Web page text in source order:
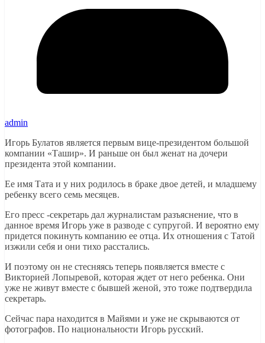
admin
Игорь Булатов является первым вице-президентом большой
компании «Ташир». И раньше он был женат на дочери
президента этой компании.
Ее имя Тата и у них родилось в браке двое детей, и младшему
ребенку всего семь месяцев.
Его пресс -секретарь дал журналистам разъяснение, что в
данное время Игорь уже в разводе с супругой. И вероятно ему
придется покинуть компанию ее отца. Их отношения с Татой
изжили себя и они тихо расстались.
И поэтому он не стесняясь теперь появляется вместе с
Викторией Лопыревой, которая ждет от него ребенка. Они
уже не живут вместе с бывшей женой, это тоже подтвердила
секретарь.
Сейчас пара находится в Майями и уже не скрываются от
фотографов. По национальности Игорь русский.